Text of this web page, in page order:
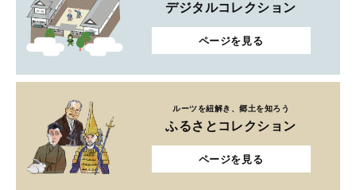
デジタルコレクション
ページを見る
ルーツを紐解き、郷土を知ろう
ふるさとコレクション
ページを見る